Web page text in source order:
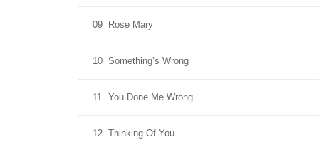
09 Rose Mary
10 Something’s Wrong
11 You Done Me Wrong
12 Thinking Of You